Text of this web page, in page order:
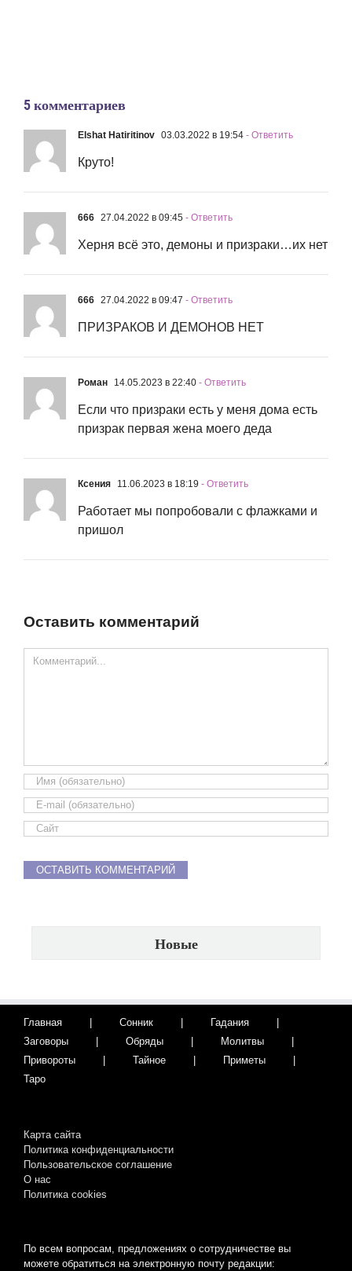
5 комментариев
Elshat Hatiritinov 03.03.2022 в 19:54 - Ответить
Круто!
666 27.04.2022 в 09:45 - Ответить
Херня всё это, демоны и призраки…их нет
666 27.04.2022 в 09:47 - Ответить
ПРИЗРАКОВ И ДЕМОНОВ НЕТ
Роман 14.05.2023 в 22:40 - Ответить
Если что призраки есть у меня дома есть
призрак первая жена моего деда
Ксения 11.06.2023 в 18:19 - Ответить
Работает мы попробовали с флажками и
пришол
Оставить комментарий
Comment
Новые
Главная Сонник
Гадания
Заговоры
Обряды
Молитвы
Привороты
Тайное
Приметы
Таро
Карта сайта
Политика конфиденциальности
Пользовательское соглашение
О нас
Пoлитикa cookies
По всем вопросам, предложениях о сотрудничестве вы
можете обратиться на электронную почту редакции: